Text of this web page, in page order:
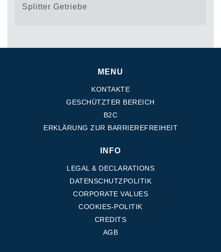
Splitter Getriebe
MENU
KONTAKTE
GESCHÜTZTER BEREICH
B2C
ERKLÄRUNG ZUR BARRIEREFREIHEIT
INFO
LEGAL & DECLARATIONS
DATENSCHUTZPOLITIK
CORPORATE VALUES
COOKIES-POLITIK
CREDITS
AGB